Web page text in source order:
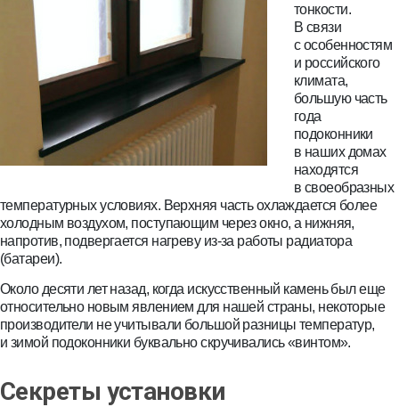
тонкости.
В связи
с особенностям
и российского
климата,
большую часть
года
подоконники
в наших домах
находятся
в своеобразных
температурных условиях. Верхняя часть охлаждается более
холодным воздухом, поступающим через окно, а нижняя,
напротив, подвергается нагреву из-за работы радиатора
(батареи).
Около десяти лет назад, когда искусственный камень был еще
относительно новым явлением для нашей страны, некоторые
производители не учитывали большой разницы температур,
и зимой подоконники буквально скручивались «винтом».
Секреты установки